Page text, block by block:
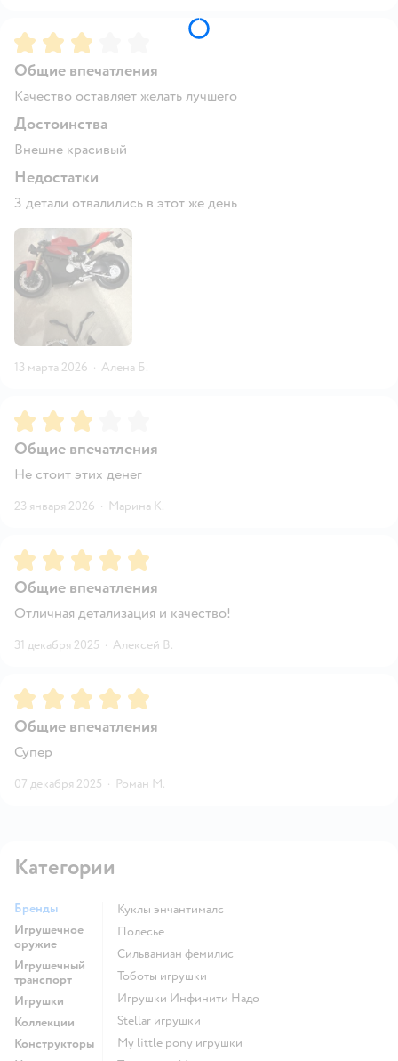
Рейтинг:3
Общие впечатления
Качество оставляет желать лучшего
Достоинства
Внешне красивый
Недостатки
3 детали отвалились в этот же день
13 марта 2026 · Алена Б.
Рейтинг:3
Общие впечатления
Не стоит этих денег
23 января 2026 · Марина К.
Рейтинг:5
Общие впечатления
Отличная детализация и качество!
31 декабря 2025 · Алексей В.
Рейтинг:5
Общие впечатления
Супер
07 декабря 2025 · Роман М.
Категории
Бренды
Игрушечное
оружие
Игрушечный
транспорт
Игрушки
Коллекции
Конструкторы
Куклы энчантималс
Полесье
Сильваниан фемилис
Тоботы игрушки
Игрушки Инфинити Надо
Stellar игрушки
my little pony игрушки